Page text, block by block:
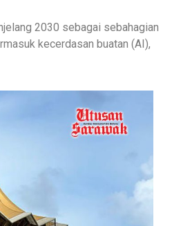
2030 sebagai sebahagian
kecerdasan buatan (AI),